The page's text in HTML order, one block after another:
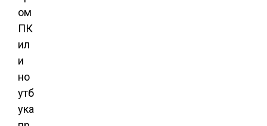
ом
ПК
ил
и
но
утб
ука